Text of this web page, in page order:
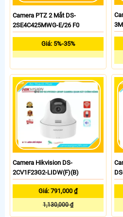
Camera PTZ 2 Mắt DS-
2SE4C425MWG-E/26 F0
Giá: 5%-35%
Camera Hikvision DS-
2CV1F23G2-LIDW(F)(B)
Giá: 791,000 ₫
1,130,000 ₫